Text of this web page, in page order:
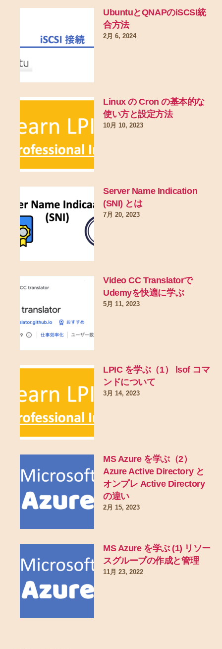
UbuntuとQNAPのiSCSI統
合方法
2月 6, 2024
Linux の Cron の基本的な
使い方と設定方法
10月 10, 2023
Server Name Indication
(SNI) とは
7月 20, 2023
Video CC Translatorで
Udemyを快適に学ぶ
5月 11, 2023
LPIC を学ぶ（1） lsof コマ
ンドについて
3月 14, 2023
MS Azure を学ぶ（2）
Azure Active Directory と
オンプレ Active Directory
の違い
2月 15, 2023
MS Azure を学ぶ (1) リソー
スグループの作成と管理
11月 23, 2022